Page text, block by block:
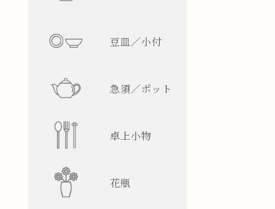
豆皿／小付
急須／ポット
卓上小物
花瓶